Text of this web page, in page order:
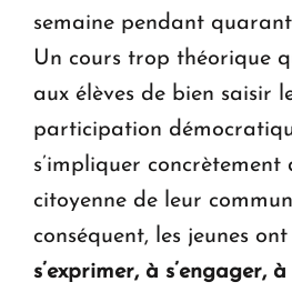
semaine pendant
Un cours trop théorique
aux élèves de bien saisir
participation
s’impliquer concrètement
citoyenne de leur
conséquent, les jeunes
s’exprimer, à s’engager,